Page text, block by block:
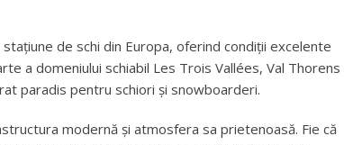
de schi din Europa, oferind condiții excelente
a domeniului schiabil Les Trois Vallées, Val Thorens
paradis pentru schiori și snowboarderi.
modernă și atmosfera sa prietenoasă. Fie că